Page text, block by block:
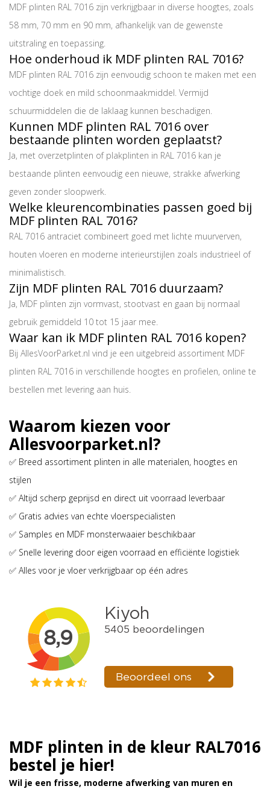
MDF plinten RAL 7016 zijn verkrijgbaar in diverse hoogtes, zoals
58 mm, 70 mm en 90 mm, afhankelijk van de gewenste
uitstraling en toepassing.
Hoe onderhoud ik MDF plinten RAL 7016?
MDF plinten RAL 7016 zijn eenvoudig schoon te maken met een
vochtige doek en mild schoonmaakmiddel. Vermijd
schuurmiddelen die de laklaag kunnen beschadigen.
Kunnen MDF plinten RAL 7016 over
bestaande plinten worden geplaatst?
Ja, met overzetplinten of plakplinten in RAL 7016 kan je
bestaande plinten eenvoudig een nieuwe, strakke afwerking
geven zonder sloopwerk.
Welke kleurencombinaties passen goed bij
MDF plinten RAL 7016?
RAL 7016 antraciet combineert goed met lichte muurverven,
houten vloeren en moderne interieurstijlen zoals industrieel of
minimalistisch.
Zijn MDF plinten RAL 7016 duurzaam?
Ja, MDF plinten zijn vormvast, stootvast en gaan bij normaal
gebruik gemiddeld 10 tot 15 jaar mee.
Waar kan ik MDF plinten RAL 7016 kopen?
Bij AllesVoorParket.nl vind je een uitgebreid assortiment MDF
plinten RAL 7016 in verschillende hoogtes en profielen, online te
bestellen met levering aan huis.
Waarom kiezen voor
Allesvoorparket.nl?
✅ Breed assortiment plinten in alle materialen, hoogtes en
stijlen
✅ Altijd scherp geprijsd en direct uit voorraad leverbaar
✅ Gratis advies van echte vloerspecialisten
✅ Samples en MDF monsterwaaier beschikbaar
✅ Snelle levering door eigen voorraad en efficiënte logistiek
✅ Alles voor je vloer verkrijgbaar op één adres
MDF plinten in de kleur RAL7016
bestel je hier!
Wil je een frisse, moderne afwerking van muren en